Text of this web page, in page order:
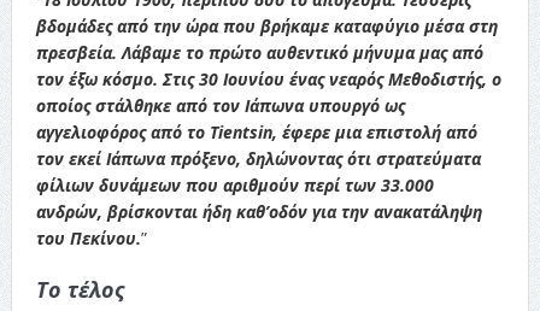
βδομάδες από την ώρα που βρήκαμε καταφύγιο μέσα στη
πρεσβεία. Λάβαμε το πρώτο αυθεντικό μήνυμα μας από
τον έξω κόσμο. Στις 30 Ιουνίου ένας νεαρός Μεθοδιστής, ο
οποίος στάλθηκε από τον Ιάπωνα υπουργό ως
αγγελιοφόρος από το Tientsin, έφερε μια επιστολή από
τον εκεί Ιάπωνα πρόξενο, δηλώνοντας ότι στρατεύματα
φίλιων δυνάμεων που αριθμούν περί των 33.000
ανδρών, βρίσκονται ήδη καθ’οδόν για την ανακατάληψη
του Πεκίνου.”
Το τέλος